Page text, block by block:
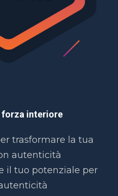
forza interiore
trasformare la tua
autenticità
il tuo potenziale per